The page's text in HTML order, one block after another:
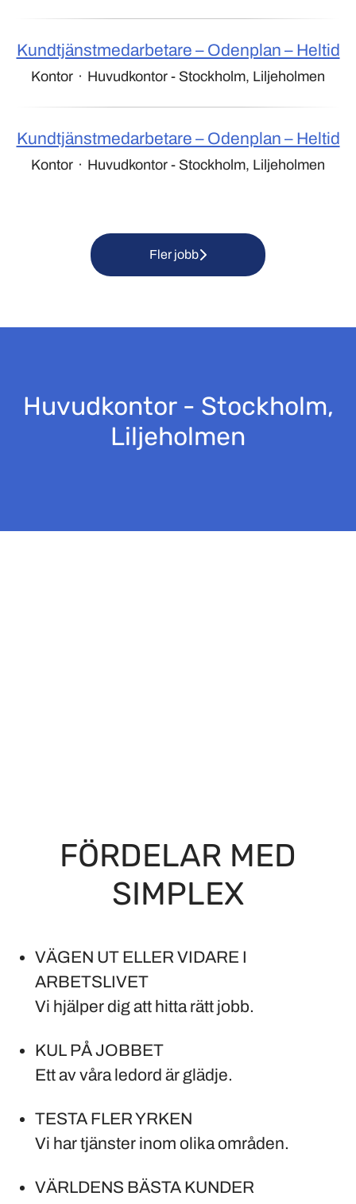
Kundtjänstmedarbetare – Odenplan – Heltid
Kontor · Huvudkontor - Stockholm, Liljeholmen
Kundtjänstmedarbetare – Odenplan – Heltid
Kontor · Huvudkontor - Stockholm, Liljeholmen
Fler jobb
Huvudkontor - Stockholm,
Liljeholmen
FÖRDELAR MED
SIMPLEX
VÄGEN UT ELLER VIDARE I
ARBETSLIVET
Vi hjälper dig att hitta rätt jobb.
KUL PÅ JOBBET
Ett av våra ledord är glädje.
TESTA FLER YRKEN
Vi har tjänster inom olika områden.
VÄRLDENS BÄSTA KUNDER